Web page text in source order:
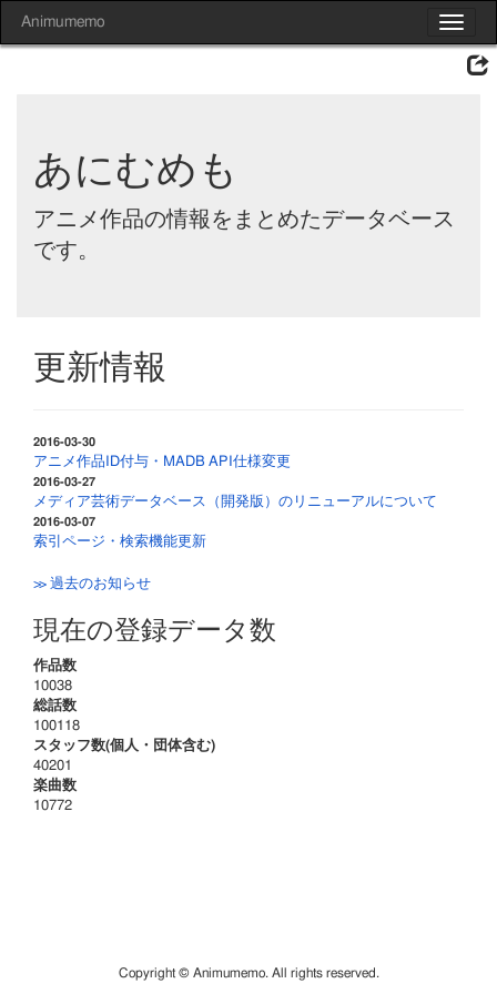
Toggle
Animumemo
あにむめも
アニメ作品の情報をまとめたデータベース
です。
更新情報
2016-03-30
アニメ作品ID付与・MADB API仕様変更
2016-03-27
メディア芸術データベース（開発版）のリニューアルについて
2016-03-07
索引ページ・検索機能更新
≫ 過去のお知らせ
現在の登録データ数
作品数
10038
総話数
100118
スタッフ数(個人・団体含む)
40201
楽曲数
10772
Copyright © Animumemo. All rights reserved.